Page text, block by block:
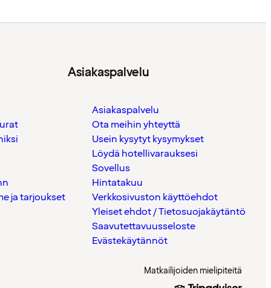
ja tarjoukset
Asiakaspalvelu
Asiakaspalvelu
Ota meihin yhteyttä
Usein kysytyt kysymykset
Löydä hotellivarauksesi
Sovellus
Hintatakuu
Verkkosivuston käyttöehdot
Yleiset ehdot / Tietosuojakäytäntö
Saavutettavuusseloste
Evästekäytännöt
Matkailijoiden mielipiteitä